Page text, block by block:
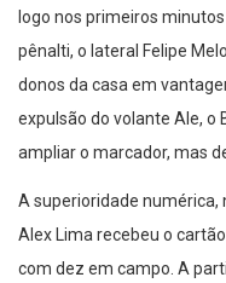
logo nos primeiros
pênalti, o lateral Felipe
donos da casa em
expulsão do volante Ale, o
ampliar o marcador, mas
A superioridade numérica,
Alex Lima recebeu o
com dez em campo. A